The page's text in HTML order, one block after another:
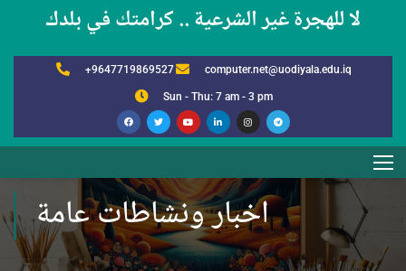
لا للهجرة غير الشرعية .. كرامتك في بلدك
+9647719869527 computer.net@uodiyala.edu.iq
Sun - Thu: 7 am - 3 pm
اخبار ونشاطات عامة